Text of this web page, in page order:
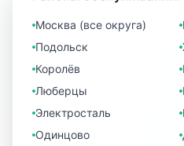
Москва (все округа)
Подольск
Королёв
Люберцы
Электросталь
Одинцово